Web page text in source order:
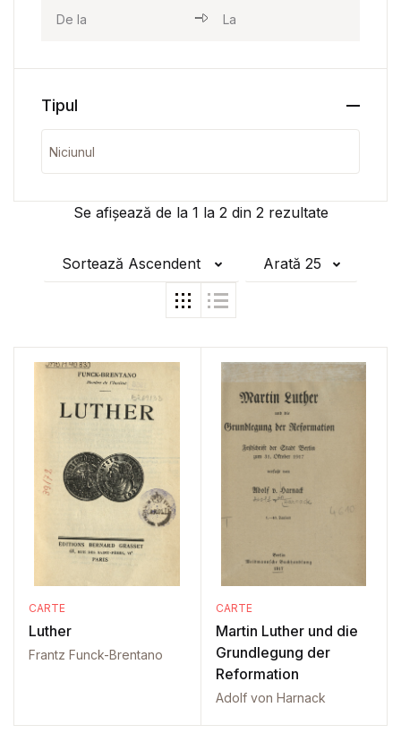
Se afișează de la 1 la 2din 2rezultate
Sortează Ascendent Arată 25
CARTE
Luther
Frantz Funck-Brentano
CARTE
Martin Luther und die
Grundlegung der
Reformation
Adolf von Harnack
Tipul